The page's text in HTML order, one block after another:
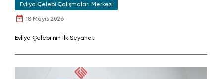
Evliya Çelebi Çalışmaları Merkezi
18 Mayıs 2026
Evliya Çelebi’nin İlk Seyahati